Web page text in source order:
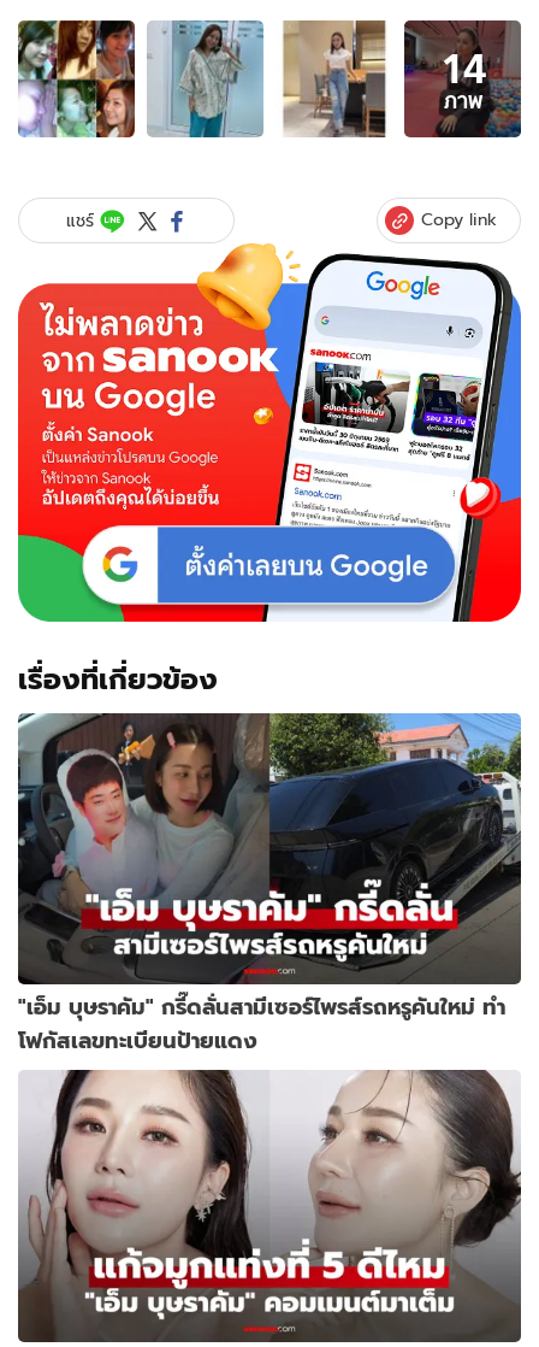
อัลบั้ม
ภาพ
14
ภาพ
ของ
แหมบ?
"เอ็ม
งัด
รูป
โชว์
จมูก
บอก
เตรียม
ใหม่
นี้
14
ภาพ
แชร์ Copy link
เรื่องที่เกี่ยวข้อง
"เอ็ม บุษราคัม" กรี๊ดลั่นสามีเซอร์ไพรส์รถหรูคันใหม่ ทำ
โฟกัสเลขทะเบียนป้ายแดง